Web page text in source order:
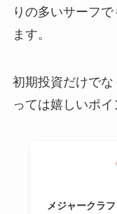
りの多いサーフ
ます。
初期投資だけで
っては嬉しいポイ
メジャークラ